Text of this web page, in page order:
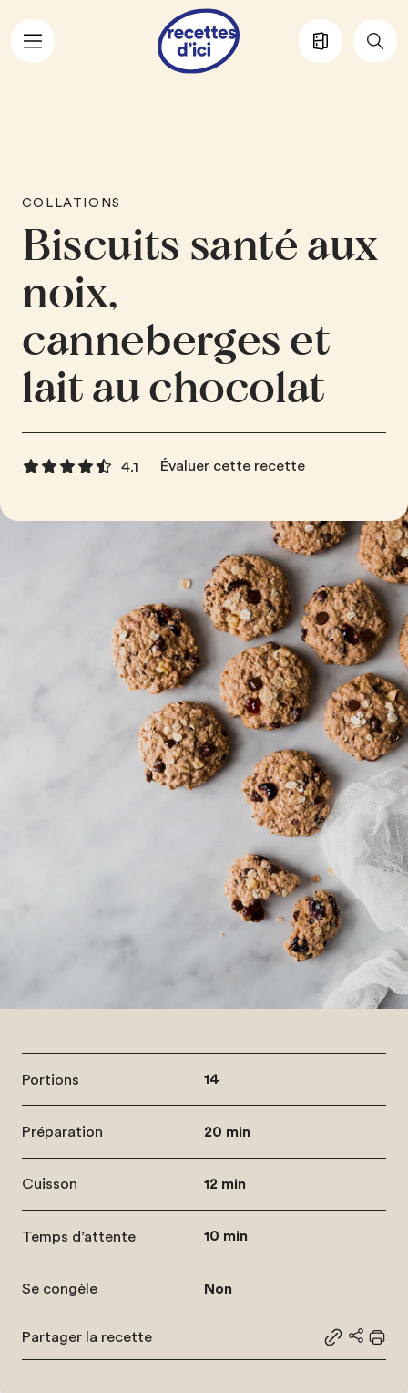
Aller au contenu principal
COLLATIONS
Biscuits santé aux
noix,
canneberges et
lait au chocolat
4.1 Évaluer cette recette
Portions 14
Préparation 20 min
Cuisson 12 min
Temps d’attente 10 min
Se congèle Non
Partager la recette
Partager